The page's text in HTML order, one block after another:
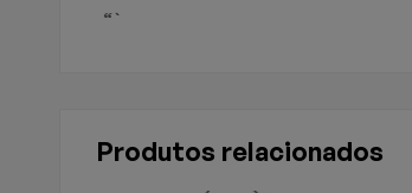
“`
Produtos relacionados